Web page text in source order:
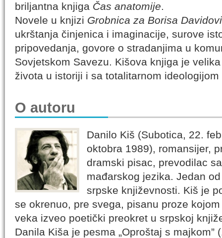
briljantna knjiga Čas anatomije.
Novele u knjizi Grobnica za Borisa
ukrštanja činjenica i imaginacije, surove
pripovedanja, govore o stradanjima u
Sovjetskom Savezu. Kišova knjiga je
života u istoriji i sa totalitarnom
O autoru
Danilo Kiš (Subotica, 22.
oktobra 1989), romansijer,
dramski pisac, prevodilac
mađarskog jezika. Jedan
srpske književnosti. Kiš je
se okrenuo, pre svega, pisanu proze
veka izveo poetički preokret u srpskoj
Danila Kiša je pesma „Oproštaj s majkom”